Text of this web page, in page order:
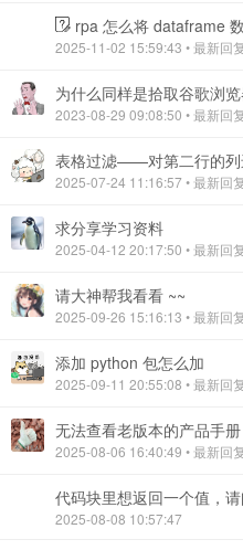
rpa 怎么将 dataframe 数据中 时间这一列 格式改为 yyyy 呢，
2025-11-02 15:59:43 • 最新回
2023-08-29 09:08:50 • 最新回
表格过滤——对第二行的列
2025-07-24 11:16:57 • 最新回
求分享学习资料
2025-04-12 20:17:50 • 最新回
请大神帮我看看 ~~
2025-09-26 15:16:13 • 最新回
添加 python 包怎么加
2025-09-11 20:55:08 • 最新回
无法查看老版本的产品手册
2025-08-06 16:40:49 • 最新回
代码块里想返回一个值，
2025-08-08 10:57:47